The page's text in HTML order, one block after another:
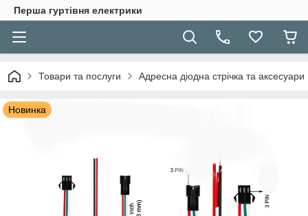
Перша гуртівня електрики
Товари та послуги Адресна діодна стрічка та аксесуари
Новинка